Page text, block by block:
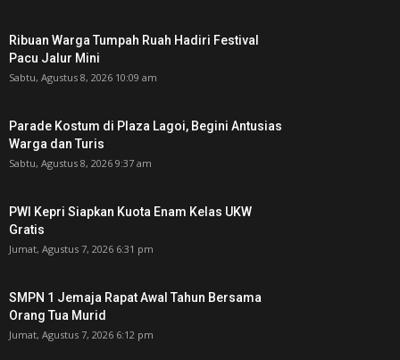
Ribuan Warga Tumpah Ruah Hadiri Festival
Pacu Jalur Mini
Sabtu, Agustus 8, 2026 10:09 am
Parade Kostum di Plaza Lagoi, Begini Antusias
Warga dan Turis
Sabtu, Agustus 8, 2026 9:37 am
PWI Kepri Siapkan Kuota Enam Kelas UKW
Gratis
Jumat, Agustus 7, 2026 6:31 pm
SMPN 1 Jemaja Rapat Awal Tahun Bersama
Orang Tua Murid ‎
Jumat, Agustus 7, 2026 6:12 pm